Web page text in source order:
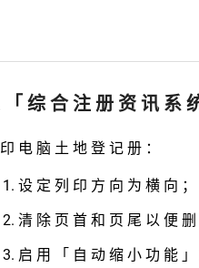
「 综 合 注 册 资 讯 系
电 脑 土 地 登 记 册 ：
设 定 列 印 方 向 为 横 向 ；
清 除 页 首 和 页 尾 以 便 删
启 用 「 自 动 缩 小 功 能